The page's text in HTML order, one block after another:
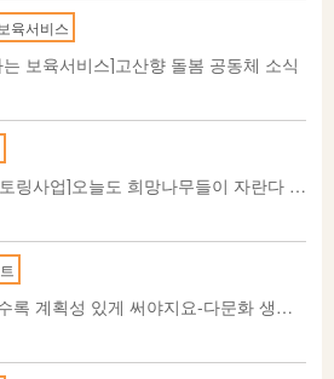
육서비스
보육서비스]고산향 돌봄 공동체 소식
[다문화가정자녀 희망멘토링사업]오늘도 희망나무들이 자란다 -2012 희망멘토링 수료식
[기자단 취재] 작은 돈일수록 계획성 있게 써야지요-다문화 생활경제교육 프로그램